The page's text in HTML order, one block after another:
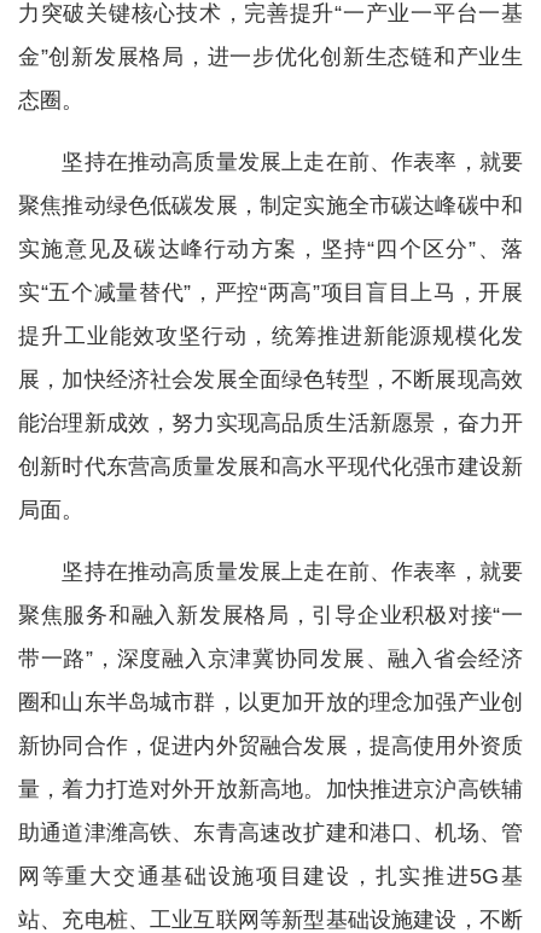
力突破关键核心技术，完善提升“一产业一平台一基
金”创新发展格局，进一步优化创新生态链和产业生
态圈。
坚持在推动高质量发展上走在前、作表率，就要
聚焦推动绿色低碳发展，制定实施全市碳达峰碳中和
实施意见及碳达峰行动方案，坚持“四个区分”、落
实“五个减量替代”，严控“两高”项目盲目上马，开展
提升工业能效攻坚行动，统筹推进新能源规模化发
展，加快经济社会发展全面绿色转型，不断展现高效
能治理新成效，努力实现高品质生活新愿景，奋力开
创新时代东营高质量发展和高水平现代化强市建设新
局面。
坚持在推动高质量发展上走在前、作表率，就要
聚焦服务和融入新发展格局，引导企业积极对接“一
带一路”，深度融入京津冀协同发展、融入省会经济
圈和山东半岛城市群，以更加开放的理念加强产业创
新协同合作，促进内外贸融合发展，提高使用外资质
量，着力打造对外开放新高地。加快推进京沪高铁辅
助通道津潍高铁、东青高速改扩建和港口、机场、管
网等重大交通基础设施项目建设，扎实推进5G基
站、充电桩、工业互联网等新型基础设施建设，不断